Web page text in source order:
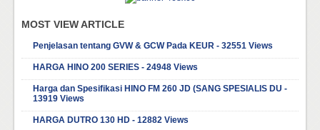
MOST VIEW ARTICLE
Penjelasan tentang GVW & GCW Pada KEUR - 32551 Views
HARGA HINO 200 SERIES - 24948 Views
Harga dan Spesifikasi HINO FM 260 JD (SANG SPESIALIS DU -
13919 Views
HARGA DUTRO 130 HD - 12882 Views